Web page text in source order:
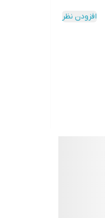
افزودن نظر